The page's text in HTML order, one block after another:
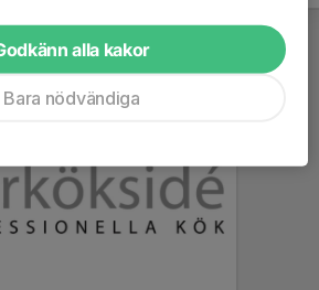
alla kakor
Bara nödvändiga